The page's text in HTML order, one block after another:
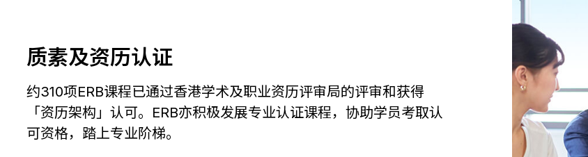
质素及资历认证
约310项ERB课程已通过香港学术及职业资历评审局的评审和获得
「资历架构」认可。ERB亦积极发展专业认证课程，协助学员考取认
可资格，踏上专业阶梯。